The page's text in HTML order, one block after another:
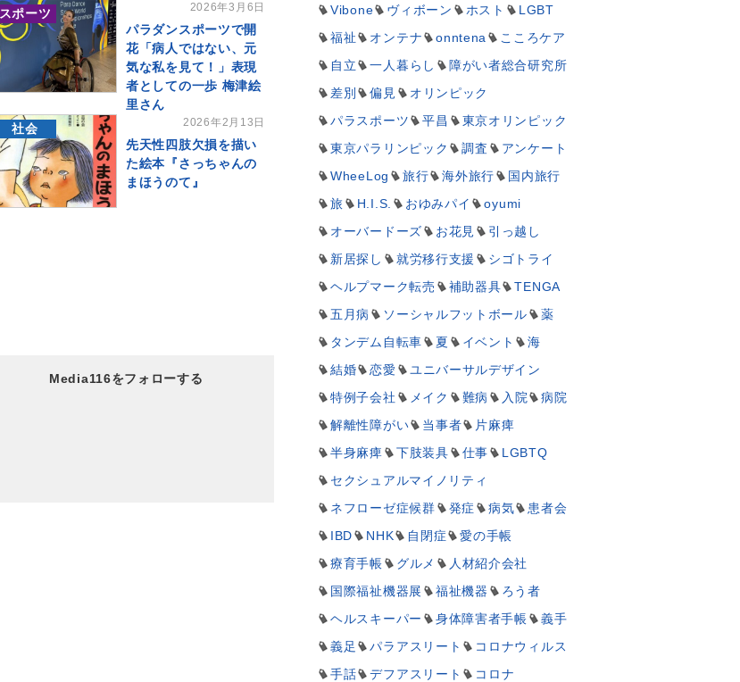
スポーツ 2026年3月6日
パラダンスポーツで開
花「病人ではない、元
気な私を見て！」表現
者としての一歩 梅津絵
里さん
社会 2026年2月13日
先天性四肢欠損を描い
た絵本『さっちゃんの
まほうのて』
Media116をフォローする
Vibone
ヴィボーン ホスト
LGBT
福祉
オンテナ onntena
こころケア
自立
一人暮らし
障がい者総合研究所
差別
偏見
オリンピック
パラスポーツ
平昌
東京オリンピック
東京パラリンピック
調査
アンケート
WheeLog
旅行 海外旅行
国内旅行
旅
H.I.S. おゆみパイ
oyumi
オーバードーズ
お花見
引っ越し
新居探し
就労移行支援
シゴトライ
ヘルプマーク転売
補助器具
TENGA
五月病
ソーシャルフットボール
薬
タンデム自転車
夏 イベント
海
結婚
恋愛
ユニバーサルデザイン
特例子会社
メイク 難病 入院
病院
解離性障がい
当事者
片麻痺
半身麻痺
下肢装具 仕事
LGBTQ
セクシュアルマイノリティ
ネフローゼ症候群
発症 病気
患者会
IBD
NHK 自閉症
愛の手帳
療育手帳
グルメ
人材紹介会社
国際福祉機器展
福祉機器
ろう者
ヘルスキーパー
身体障害者手帳
義手
義足
パラアスリート
コロナウィルス
手話
デフアスリート
コロナ